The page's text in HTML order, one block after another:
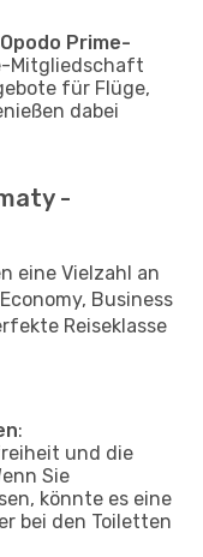
Prime-
Mitgliedschaft
für Flüge,
dabei
-
eine Vielzahl an
Business
Reiseklasse
:
und die
Sie
könnte es eine
bei den Toiletten